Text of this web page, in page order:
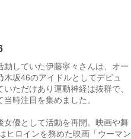
していた伊藤寧々さんは、オー
坂46のアイドルとしてデビュ
ただけあり運動神経は抜群で、
時注目を集めました。
優として活動を再開。映画や舞
ヒロインを務めた映画「ウーマン